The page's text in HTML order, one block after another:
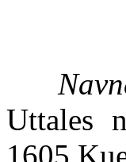
Uttales